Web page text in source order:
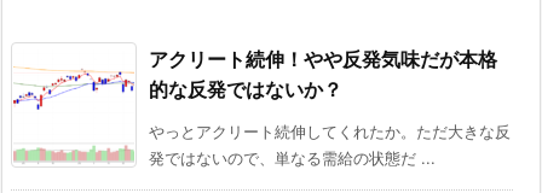
アクリート続伸！やや反発気味だが本格
的な反発ではないか？
やっとアクリート続伸してくれたか。ただ大きな反
発ではないので、単なる需給の状態だ ...